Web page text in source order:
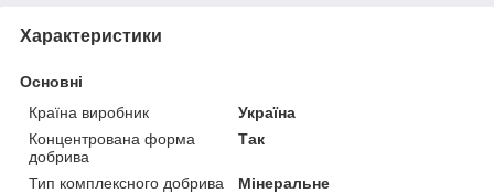
Характеристики
Основні
Країна виробник
Україна
Концентрована форма
добрива
Так
Тип комплексного добрива
Мінеральне